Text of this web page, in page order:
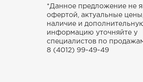
*Данное предложение не
офертой, актуальные цены,
наличие и
информацию уточняйте у
специалистов по
8 (4012) 99-49-49